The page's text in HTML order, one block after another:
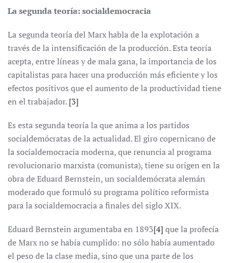
La segunda teoría: socialdemocracia
La segunda teoría del Marx habla de la explotación a
través de la intensificación de la producción. Esta teoría
acepta, entre líneas y de mala gana, la importancia de los
capitalistas para hacer una producción más eficiente y los
efectos positivos que el aumento de la productividad tiene
en el trabajador.[3]
Es esta segunda teoría la que anima a los partidos
socialdemócratas de la actualidad. El giro copernicano de
la socialdemocracia moderna, que renuncia al programa
revolucionario marxista (comunista), tiene su origen en la
obra de Eduard Bernstein, un socialdemócrata alemán
moderado que formuló su programa político reformista
para la socialdemocracia a finales del siglo XIX.
Eduard Bernstein argumentaba en 1893[4] que la profecía
de Marx no se había cumplido: no sólo había aumentado
el peso de la clase media, sino que una parte de los